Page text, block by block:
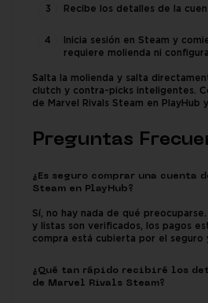
Recibe los detalles de la
Inicia sesión en Steam y
requiere molienda ni
Salta la molienda y salta
clutch y contra-picks inteligentes.
de Marvel Rivals Steam en PlayHub
Preguntas
¿Es seguro comprar una cuenta
Steam en PlayHub?
Sí, no hay nada de qué
y listas son verificados, los pagos
compra está cubierta por el seguro
¿Qué tan rápido recibiré los
de Marvel Rivals Steam?